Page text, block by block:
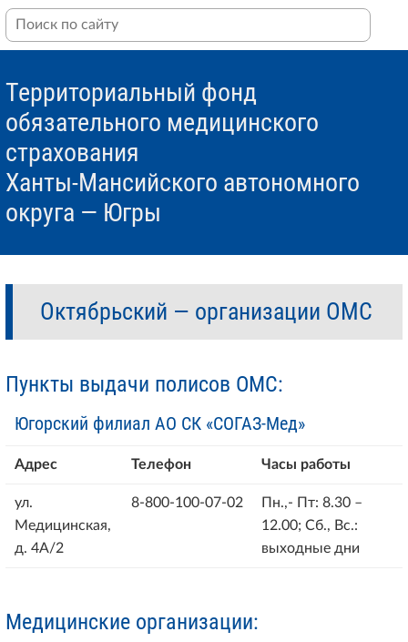
Территориальный фонд
обязательного медицинского
страхования
Ханты-Мансийского автономного
округа — Югры
Октябрьский — организации ОМС
Пункты выдачи полисов ОМС:
Югорский филиал АО СК «СОГАЗ-Мед»
Адрес Телефон Часы работы
ул.
Медицинская,
д. 4А/2
8-800-100-07-02
Пн.,- Пт: 8.30 –
12.00; Сб., Вс.:
выходные дни
Медицинские организации: